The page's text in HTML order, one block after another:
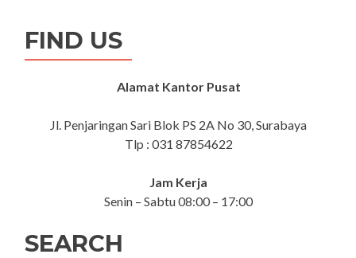
FIND US
Alamat Kantor Pusat
Jl. Penjaringan Sari Blok PS 2A No 30, Surabaya
Tlp : 031 87854622
Jam Kerja
Senin – Sabtu 08:00 – 17:00
SEARCH